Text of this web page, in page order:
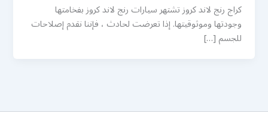
كراج رنج لاند كروز تشتهر سيارات رنج لاند كروز بفخامتها
وجودتها وموثوقيتها. إذا تعرضت لحادث ، فإننا نقدم إصلاحات
للجسم […]